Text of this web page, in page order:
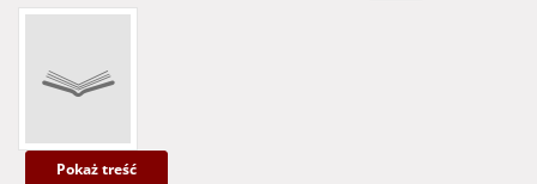
Pokaż treść